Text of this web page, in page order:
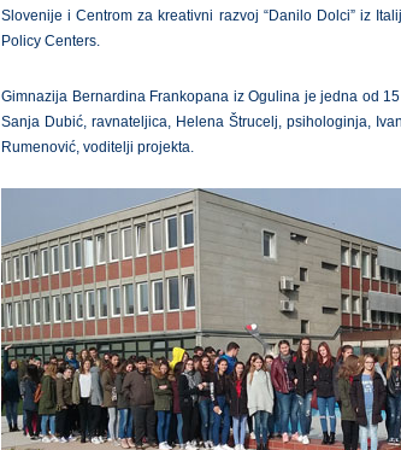
Slovenije i Centrom za kreativni razvoj “Danilo Dolci” iz
Policy Centers.
Gimnazija Bernardina Frankopana iz Ogulina je jedna od
Sanja Dubić, ravnateljica, Helena Štrucelj, psihologinja,
Rumenović, voditelji projekta.